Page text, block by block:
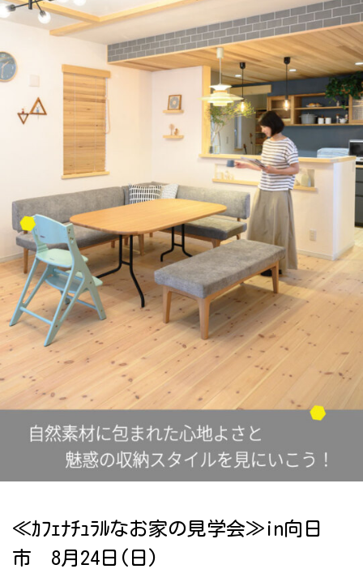
≪ｶﾌｪﾅﾁｭﾗﾙなお家の見学会≫in向日
市 8月24日(日)